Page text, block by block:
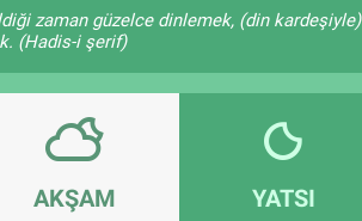
zaman güzelce dinlemek, (din kardeşiyle)
(Hadis-i şerif)
AKŞAM YATSI